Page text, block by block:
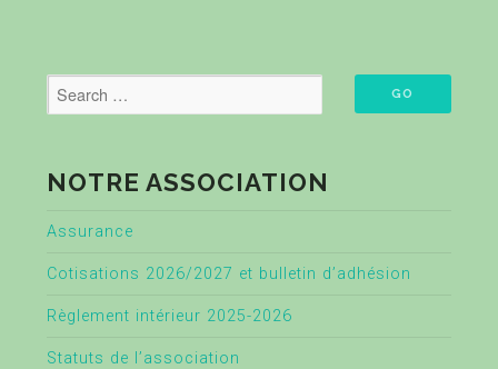
NOTRE ASSOCIATION
Assurance
Cotisations 2026/2027 et bulletin d’adhésion
Règlement intérieur 2025-2026
Statuts de l’association